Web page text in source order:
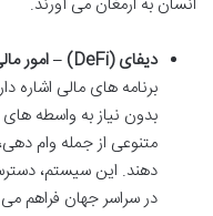
دیفای (DeFi) – امور مالی غیرمتمرکز:
برنامه های مالی اشاره
بدون نیاز به واسطه
متنوعی از جمله وام
دهند. این سیستم،
در سراسر جهان فراهم